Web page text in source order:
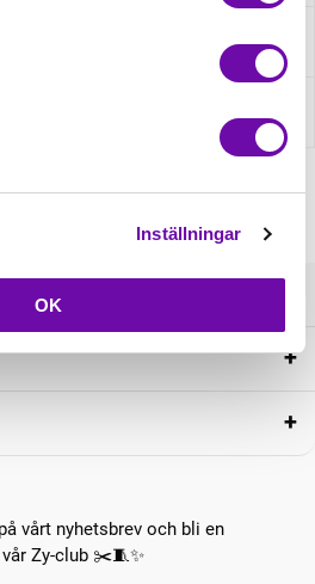
Inställningar
OK
vårt nyhetsbrev och bli en
Zy-club ✂️🧵✨